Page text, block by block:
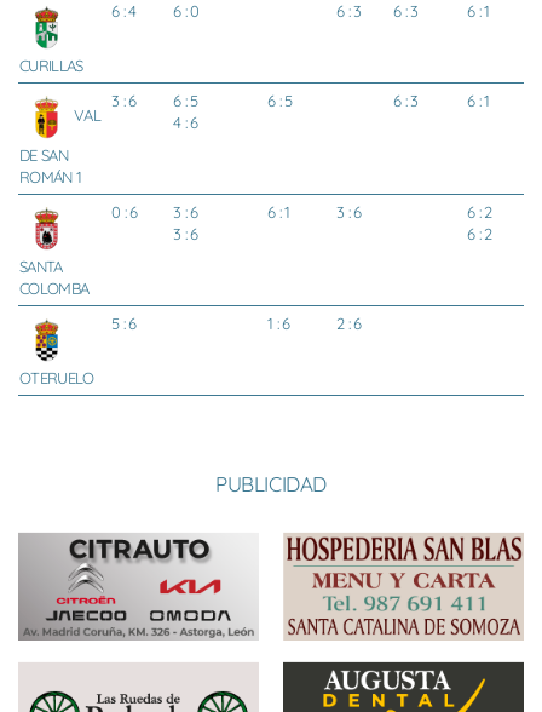
CURILLAS
6 : 4 6 : 0 6 : 3 6 : 3 6 : 1
VAL
DE SAN
ROMÁN 1
3 : 6
6 : 5
4 : 6
6 : 5 6 : 3 6 : 1
SANTA
COLOMBA
0 : 6
3 : 6
3 : 6
6 : 1 3 : 6
6 : 2
6 : 2
OTERUELO
5 : 6 1 : 6 2 : 6
PUBLICIDAD